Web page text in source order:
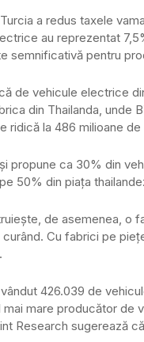
a redus taxele
au reprezentat
semnificativă pentru
de vehicule electrice
din Thailanda, unde
ridică la 486 milioane
propune ca 30% din
50% din piața
de asemenea, o
curând. Cu fabrici pe
426.039 de
mare producător de
Research sugerează